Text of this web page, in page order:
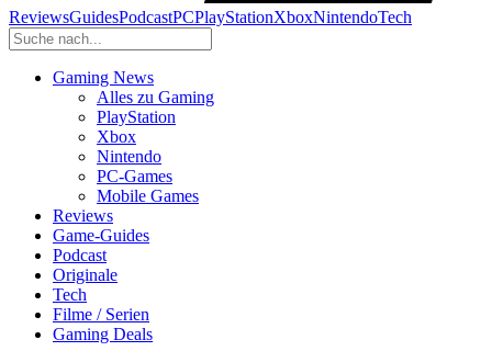
ReviewsGuidesPodcastPCPlayStationXboxNintendoTech
Gaming News
Alles zu Gaming
PlayStation
Xbox
Nintendo
PC-Games
Mobile Games
Reviews
Game-Guides
Podcast
Originale
Tech
Filme / Serien
Gaming Deals